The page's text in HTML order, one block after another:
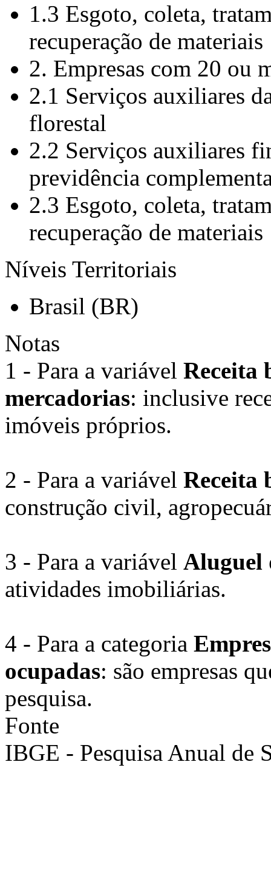
1.3 Esgoto, coleta,
recuperação de materiais
2. Empresas com 20 ou
2.1 Serviços auxiliares
florestal
2.2 Serviços auxiliares
previdência
2.3 Esgoto, coleta,
recuperação de materiais
Níveis Territoriais
Brasil (BR)
Notas
1 - Para a variável Receita
mercadorias: inclusive
imóveis próprios.
2 - Para a variável Receita
construção civil,
3 - Para a variável Aluguel
atividades imobiliárias.
4 - Para a categoria
ocupadas: são empresas
pesquisa.
Fonte
IBGE - Pesquisa Anual de